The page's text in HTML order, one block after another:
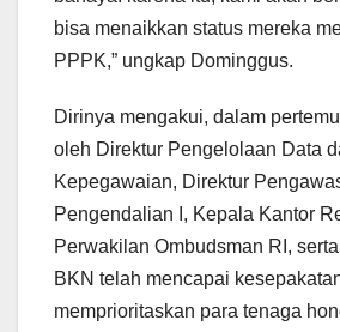
bisa menaikkan status mereka
PPPK,” ungkap Dominggus.
Dirinya mengakui, dalam
oleh Direktur Pengelolaan Data
Kepegawaian, Direktur
Pengendalian I, Kepala Kantor
Perwakilan Ombudsman RI,
BKN telah mencapai
memprioritaskan para tenaga